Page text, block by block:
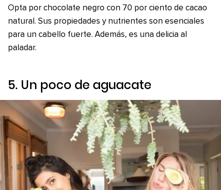
Opta por chocolate negro con 70 por ciento de cacao
natural. Sus propiedades y nutrientes son esenciales
para un cabello fuerte. Además, es una delicia al
paladar.
5. Un poco de aguacate